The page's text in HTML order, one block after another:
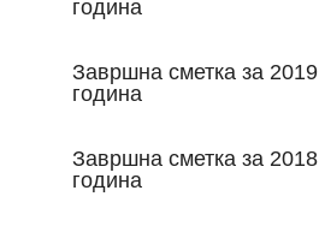
година
Завршна сметка за 2019
година
Завршна сметка за 2018
година